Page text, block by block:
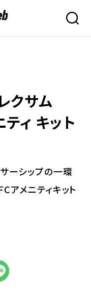
クサム
ィ キット
ーシップの一環
アメニティキット